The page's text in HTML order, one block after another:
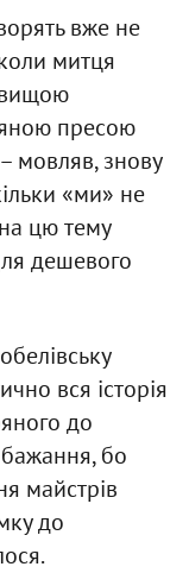
вже не
митця
пресою
мовляв, знову
«ми» не
цю тему
дешевого
вся історія
до
бо
майстрів
до